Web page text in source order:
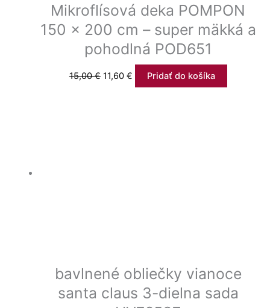
Mikroflísová deka POMPON
150 x 200 cm – super mäkká a
pohodlná POD651
15,00€ 11,60 € Pridať do košíka
bavlnené obliečky vianoce
santa claus 3-dielna sada